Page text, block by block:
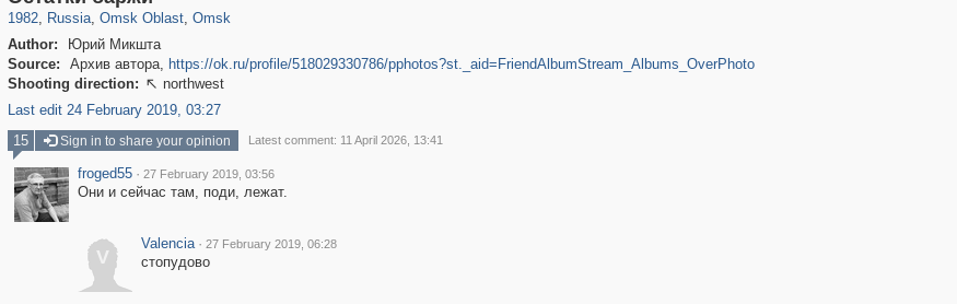
1982, Russia, Omsk Oblast, Omsk
Author:
Юрий Микшта
Source:
Архив автора, https://ok.ru/profile/518029330786/pphotos?st._aid=FriendAlbumStream_Albums_OverPhoto
Shooting direction:  northwest
Last edit 24 February 2019, 03:27
15 Sign in to share your opinion Latest comment: 11 April 2026, 13:41
froged55 · 27 February 2019, 03:56
Они и сейчас там, поди, лежат.
V
Valencia · 27 February 2019, 06:28
стопудово